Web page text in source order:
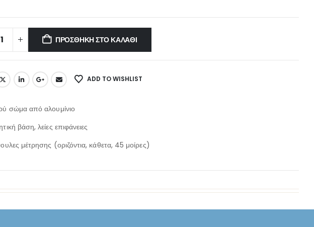
ΠΡΟΣΘΉΚΗ ΣΤΟ ΚΑΛΆΘΙ
ADD TO WISHLIST
σώμα από αλουμίνιο
βάση, λείες επιφάνειες
μέτρησης (οριζόντια, κάθετα, 45 μοίρες)